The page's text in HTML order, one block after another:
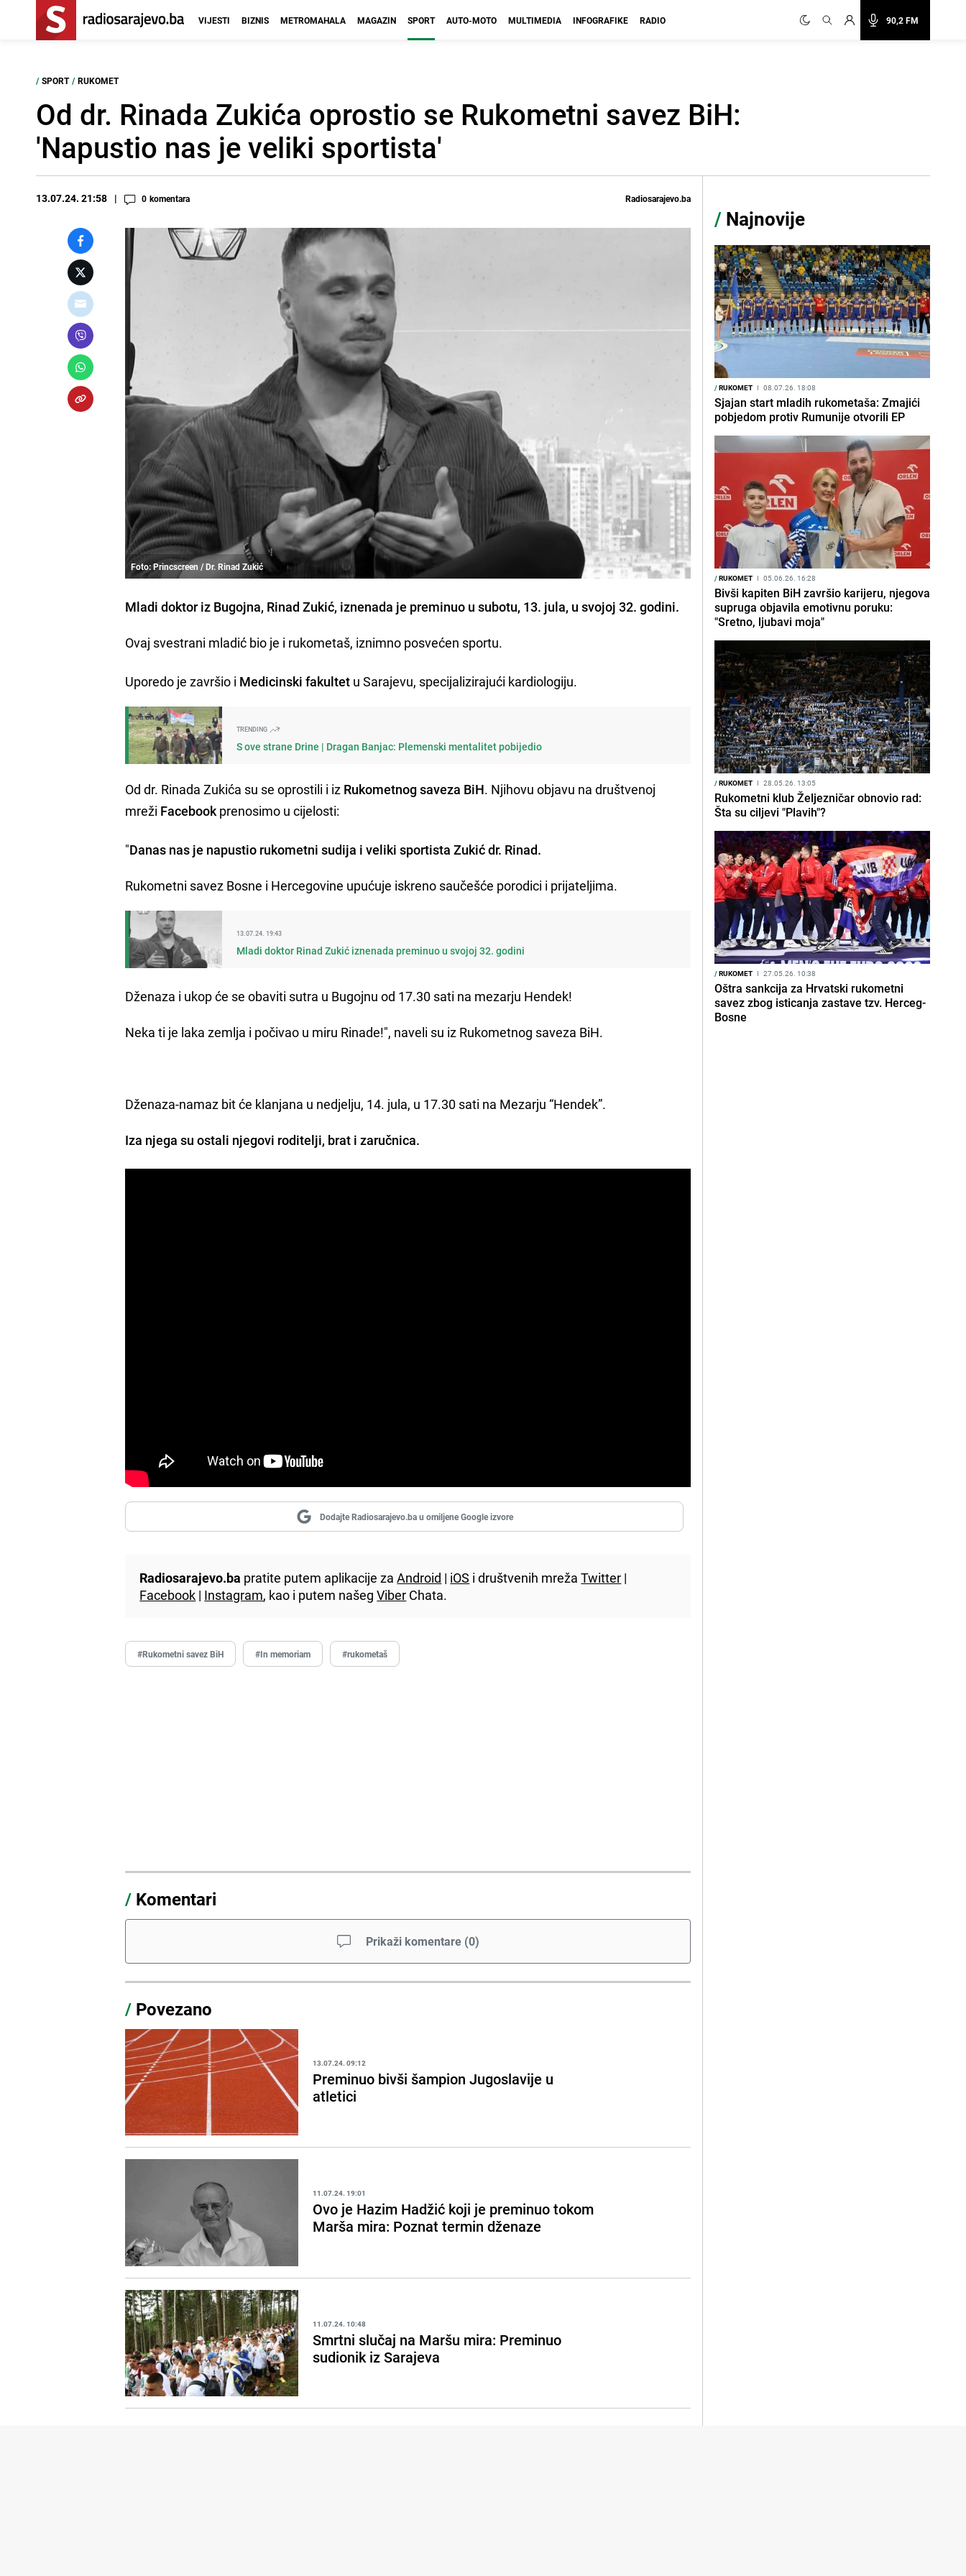
90,2 FM
VIJESTI BIZNIS METROMAHALA MAGAZIN SPORT AUTO-MOTO MULTIMEDIA INFOGRAFIKE RADIO
/ SPORT / RUKOMET
Od dr. Rinada Zukića oprostio se Rukometni savez BiH:
'Napustio nas je veliki sportista'
13.07.24. 21:58 0 komentara Radiosarajevo.ba
Foto: Princscreen / Dr. Rinad Zukić
Mladi doktor iz Bugojna, Rinad Zukić, iznenada je preminuo u subotu, 13. jula, u svojoj 32. godini.
Ovaj svestrani mladić bio je i rukometaš, iznimno posvećen sportu.
Uporedo je završio i Medicinski fakultet u Sarajevu, specijalizirajući kardiologiju.
TRENDING
S ove strane Drine | Dragan Banjac: Plemenski mentalitet pobijedio
Od dr. Rinada Zukića su se oprostili i iz Rukometnog saveza BiH. Njihovu objavu na društvenoj
mreži Facebook prenosimo u cijelosti:
"Danas nas je napustio rukometni sudija i veliki sportista Zukić dr. Rinad.
Rukometni savez Bosne i Hercegovine upućuje iskreno saučešće porodici i prijateljima.
13.07.24. 19:43
Mladi doktor Rinad Zukić iznenada preminuo u svojoj 32. godini
Dženaza i ukop će se obaviti sutra u Bugojnu od 17.30 sati na mezarju Hendek!
Neka ti je laka zemlja i počivao u miru Rinade!", naveli su iz Rukometnog saveza BiH.
Dženaza-namaz bit će klanjana u nedjelju, 14. jula, u 17.30 sati na Mezarju “Hendek”.
Iza njega su ostali njegovi roditelji, brat i zaručnica.
Dodajte Radiosarajevo.ba u omiljene Google izvore
Radiosarajevo.ba pratite putem aplikacije zaAndroid | iOS i društvenih mrežaTwitter |
Facebook | Instagram, kao i putem našegViber Chata.
#Rukometni savez BiH #In memoriam #rukometaš
/ Komentari
Prikaži komentare (0)
/ Povezano
13.07.24. 09:12
Preminuo bivši šampion Jugoslavije u
atletici
11.07.24. 19:01
Ovo je Hazim Hadžić koji je preminuo tokom
Marša mira: Poznat termin dženaze
11.07.24. 10:48
Smrtni slučaj na Maršu mira: Preminuo
sudionik iz Sarajeva
/ Najnovije
/RUKOMET I 08.07.26. 18:08
Sjajan start mladih rukometaša: Zmajići
pobjedom protiv Rumunije otvorili EP
/RUKOMET I 05.06.26. 16:28
Bivši kapiten BiH završio karijeru, njegova
supruga objavila emotivnu poruku:
"Sretno, ljubavi moja"
/RUKOMET I 28.05.26. 13:05
Rukometni klub Željezničar obnovio rad:
Šta su ciljevi "Plavih"?
/RUKOMET I 27.05.26. 10:38
Oštra sankcija za Hrvatski rukometni
savez zbog isticanja zastave tzv. Herceg-
Bosne